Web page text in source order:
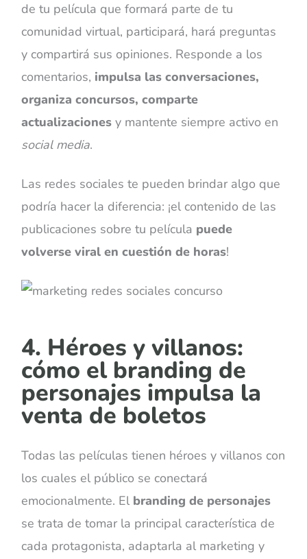
de tu película que formará parte de tu
comunidad virtual, participará, hará preguntas
y compartirá sus opiniones. Responde a los
comentarios, impulsa las conversaciones,
organiza concursos, comparte
actualizaciones y mantente siempre activo en
social media.
Las redes sociales te pueden brindar algo que
podría hacer la diferencia: ¡el contenido de las
publicaciones sobre tu película puede
volverse viral en cuestión de horas!
4. Héroes y villanos:
cómo el branding de
personajes impulsa la
venta de boletos
Todas las películas tienen héroes y villanos con
los cuales el público se conectará
emocionalmente. El branding de personajes
se trata de tomar la principal característica de
cada protagonista, adaptarla al marketing y